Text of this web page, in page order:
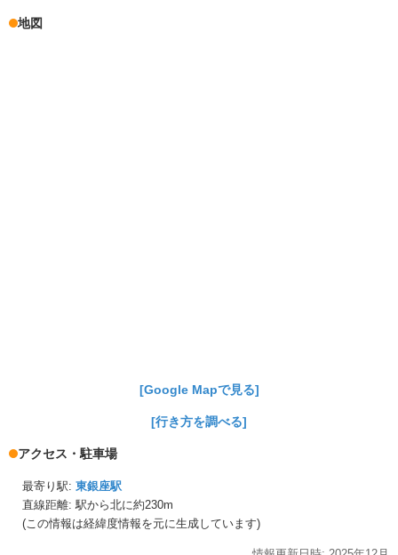
地図
[Google Mapで見る]
[行き方を調べる]
アクセス・駐車場
最寄り駅: 東銀座駅
直線距離: 駅から北に約230m
(この情報は経緯度情報を元に生成しています)